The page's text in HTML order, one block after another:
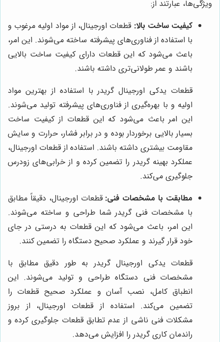
ویژگی‌ها، عبارتند از:
کیفیت ساخت بالا: قطعات اورجینال، از مواد اولیه مرغوب و
با استفاده از فناوری‌های پیشرفته ساخته می‌شوند. این امر،
باعث می‌شود که این قطعات دارای کیفیت ساخت بالایی
باشند و عمر طولانی‌تری داشته باشند.
قطعات یدکی اورجینال گریدر با استفاده از بهترین مواد
اولیه و با بهره‌گیری از فناوری‌های پیشرفته تولید می‌شوند.
این امر باعث می‌شود که این قطعات از کیفیت ساخت
بسیار بالایی برخوردار بوده و در برابر فشار، حرارت و سایش
مقاومت بیشتری داشته باشند. استفاده از قطعات اورجینال،
عملکرد بهینه گریدر را تضمین کرده و از خرابی‌های زودرس
جلوگیری می‌کند.
مطابقت با مشخصات فنی: قطعات اورجینال، دقیقاً مطابق
با مشخصات فنی گریدر شما طراحی و ساخته می‌شوند.
این امر، باعث می‌شود که این قطعات به درستی در جای
خود قرار گیرند و عملکرد صحیح دستگاه را تضمین کنند.
قطعات یدکی اورجینال گریدر به طور دقیق مطابق با
مشخصات فنی دستگاه طراحی و تولید می‌شوند. این
انطباق کامل، نصب آسان و عملکرد صحیح قطعات را
تضمین می‌کند. استفاده از قطعات اورجینال، از بروز
مشکلات فنی ناشی از عدم تطابق قطعات جلوگیری کرده و
راندمان کاری گریدر را افزایش می‌دهد.